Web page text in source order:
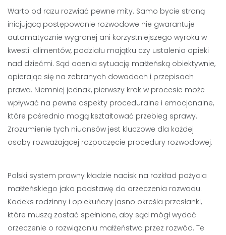
Warto od razu rozwiać pewne mity. Samo bycie stroną
inicjującą postępowanie rozwodowe nie gwarantuje
automatycznie wygranej ani korzystniejszego wyroku w
kwestii alimentów, podziału majątku czy ustalenia opieki
nad dziećmi. Sąd ocenia sytuację małżeńską obiektywnie,
opierając się na zebranych dowodach i przepisach
prawa. Niemniej jednak, pierwszy krok w procesie może
wpływać na pewne aspekty proceduralne i emocjonalne,
które pośrednio mogą kształtować przebieg sprawy.
Zrozumienie tych niuansów jest kluczowe dla każdej
osoby rozważającej rozpoczęcie procedury rozwodowej.
Polski system prawny kładzie nacisk na rozkład pożycia
małżeńskiego jako podstawę do orzeczenia rozwodu.
Kodeks rodzinny i opiekuńczy jasno określa przesłanki,
które muszą zostać spełnione, aby sąd mógł wydać
orzeczenie o rozwiązaniu małżeństwa przez rozwód. Te